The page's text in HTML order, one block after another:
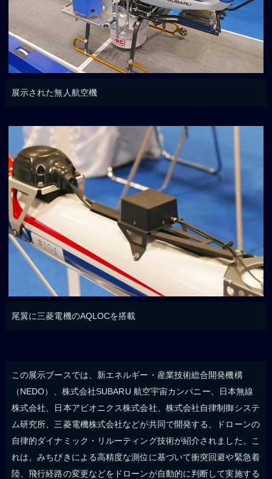
展示された無人航空機
尾翼に三菱電機のAQLOCを搭載
この展示ブースでは、新エネルギー・産業技術総合開発機構
（NEDO）、株式会社SUBARU 航空宇宙カンパニー、日本無線
株式会社、日本アビオニクス株式会社、株式会社自律制御システ
ム研究所、三菱電機株式会社などが共同で開発する、ドローンの
自律的ダイナミック・リルーティング技術が紹介されました。こ
れは、みちびきによる高精度な測位に基づいて衝突回避や緊急着
陸、飛行経路の変更などをドローンが自動的に判断して実施する